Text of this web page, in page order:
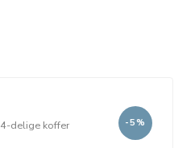
4-delige koffer
-5%